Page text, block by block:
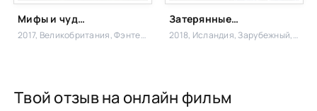
Мифы и чудовища
2017, Великобритания,Фэнтези,
Затерянные во льдах
2018, Исландия,Зарубежный, Драма
Твой отзыв на онлайн фильм